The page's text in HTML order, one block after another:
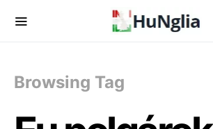
Browsing Tag